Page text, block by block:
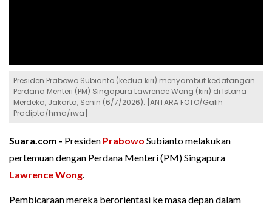
Presiden Prabowo Subianto (kedua kiri) menyambut kedatangan
Perdana Menteri (PM) Singapura Lawrence Wong (kiri) di Istana
Merdeka, Jakarta, Senin (6/7/2026). [ANTARA FOTO/Galih
Pradipta/hma/rwa]
Suara.com - Presiden Prabowo Subianto melakukan
pertemuan dengan Perdana Menteri (PM) Singapura
Lawrence Wong.
Pembicaraan mereka berorientasi ke masa depan dalam